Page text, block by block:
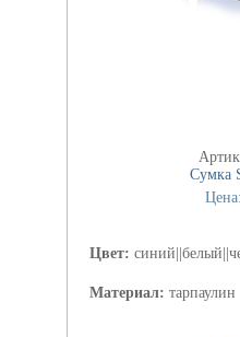
Сумка
Цена:
Цвет:
Материал: тарпаулин